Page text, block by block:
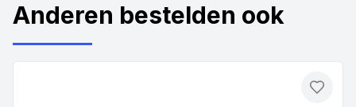
Anderen bestelden ook